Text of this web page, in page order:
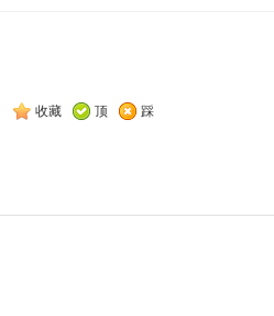
收藏 顶 踩